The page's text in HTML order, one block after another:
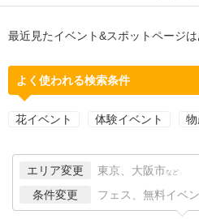
最近見たイベント&スポットページは
よく使われる検索条件
花イベント 体験イベント
エリア変更 東京、大阪市 など
条件変更 フェス、無料イベ